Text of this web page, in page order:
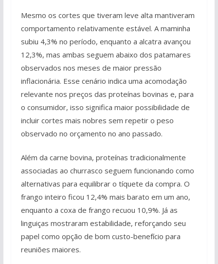
Mesmo os cortes que tiveram leve alta mantiveram
comportamento relativamente estável. A maminha
subiu 4,3% no período, enquanto a alcatra avançou
12,3%, mas ambas seguem abaixo dos patamares
observados nos meses de maior pressão
inflacionária. Esse cenário indica uma acomodação
relevante nos preços das proteínas bovinas e, para
o consumidor, isso significa maior possibilidade de
incluir cortes mais nobres sem repetir o peso
observado no orçamento no ano passado.
Além da carne bovina, proteínas tradicionalmente
associadas ao churrasco seguem funcionando como
alternativas para equilibrar o tíquete da compra. O
frango inteiro ficou 12,4% mais barato em um ano,
enquanto a coxa de frango recuou 10,9%. Já as
linguiças mostraram estabilidade, reforçando seu
papel como opção de bom custo-benefício para
reuniões maiores.